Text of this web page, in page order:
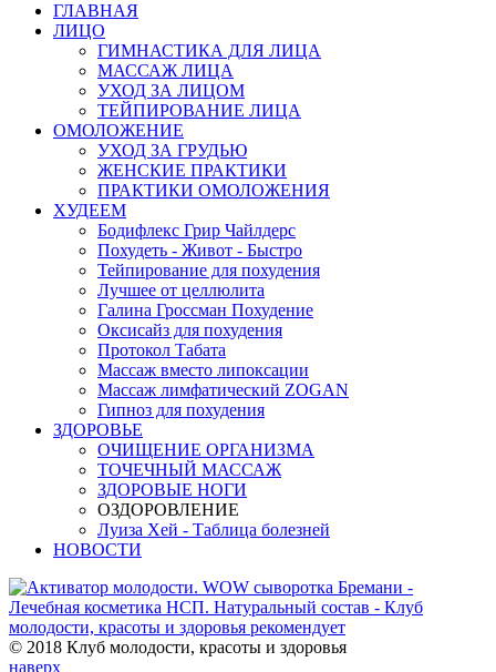
ГЛАВНАЯ
ЛИЦО
ГИМНАСТИКА ДЛЯ ЛИЦА
МАССАЖ ЛИЦА
УХОД ЗА ЛИЦОМ
ТЕЙПИРОВАНИЕ ЛИЦА
ОМОЛОЖЕНИЕ
УХОД ЗА ГРУДЬЮ
ЖЕНСКИЕ ПРАКТИКИ
ПРАКТИКИ ОМОЛОЖЕНИЯ
ХУДЕЕМ
Бодифлекс Грир Чайлдерс
Похудеть - Живот - Быстро
Тейпирование для похудения
Лучшее от целлюлита
Галина Гроссман Похудение
Оксисайз для похудения
Протокол Табата
Массаж вместо липоксации
Массаж лимфатический ZOGAN
Гипноз для похудения
ЗДОРОВЬЕ
ОЧИЩЕНИЕ ОРГАНИЗМА
ТОЧЕЧНЫЙ МАССАЖ
ЗДОРОВЫЕ НОГИ
ОЗДОРОВЛЕНИЕ
Луиза Хей - Таблица болезней
НОВОСТИ
© 2018 Клуб молодости, красоты и здоровья
наверх